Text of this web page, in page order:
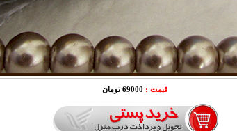
قیمت : 69000 تومان